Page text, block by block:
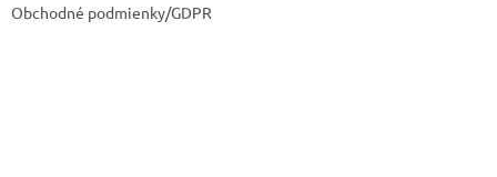
Obchodné podmienky/GDPR